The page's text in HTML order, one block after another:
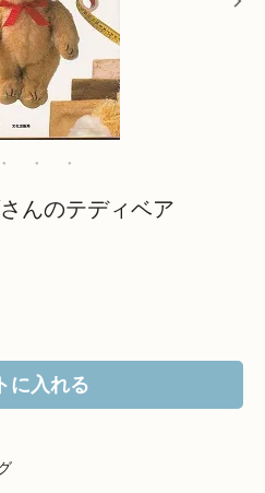
んのテディベア
に入れる